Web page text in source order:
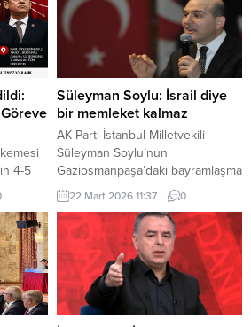
4-5
Süleyman Soylu: İsrail diye
bir memleket kalmaz
AK Parti İstanbul Milletvekili
Süleyman Soylu’nun
Gaziosmanpaşa’daki bayramlaşma
programında İsrail hakkında
söylediği sözler sosyal medyada
ve siyasi arenada geniş yankı
uyandırdı.
22 Mart 2026 11:37 0